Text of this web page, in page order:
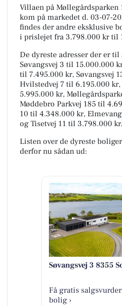
Villaen på Møllegårdsparken
kom på markedet d. 03-07-
findes der andre eksklusive
i prislejet fra 3.798.000 kr til
De dyreste adresser der er
Søvangsvej 3 til 15.000.000
til 7.495.000 kr, Søvangsvej
Hvilstedvej 7 til 6.195.000
5.995.000 kr,
Møddebro Parkvej 185 til
10 til 4.348.000 kr,
og Tisetvej 11 til 3.798.000 kr.
Listen over de dyreste
derfor nu sådan ud:
Søvangsvej 3 8355
Få gratis
bolig ›